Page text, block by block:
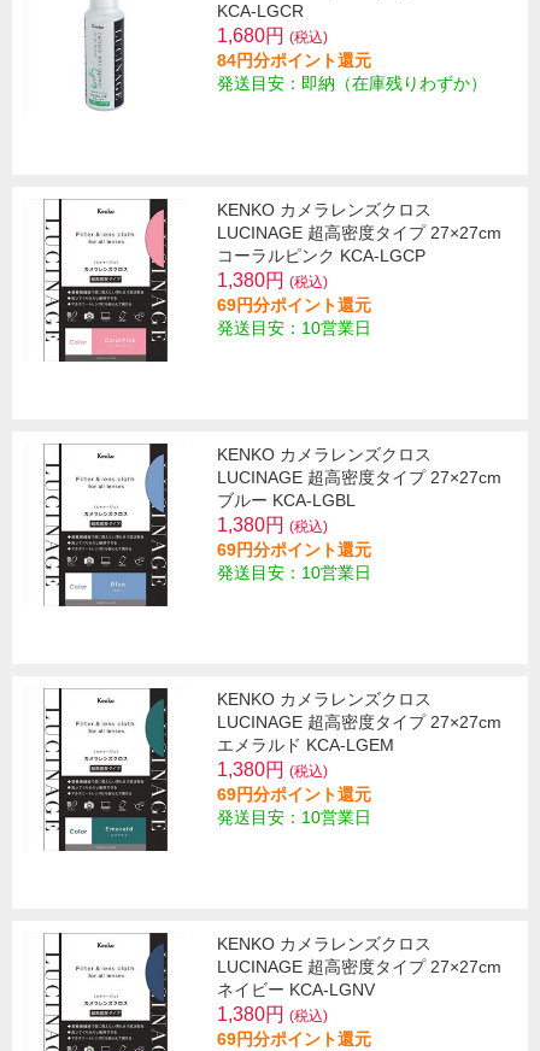
KCA-LGCR
1,680円 (税込)
84円分ポイント還元
発送目安：即納（在庫残りわずか）
KENKO カメラレンズクロス
LUCINAGE 超高密度タイプ 27×27cm
コーラルピンク KCA-LGCP
1,380円 (税込)
69円分ポイント還元
発送目安：10営業日
KENKO カメラレンズクロス
LUCINAGE 超高密度タイプ 27×27cm
ブルー KCA-LGBL
1,380円 (税込)
69円分ポイント還元
発送目安：10営業日
KENKO カメラレンズクロス
LUCINAGE 超高密度タイプ 27×27cm
エメラルド KCA-LGEM
1,380円 (税込)
69円分ポイント還元
発送目安：10営業日
KENKO カメラレンズクロス
LUCINAGE 超高密度タイプ 27×27cm
ネイビー KCA-LGNV
1,380円 (税込)
69円分ポイント還元